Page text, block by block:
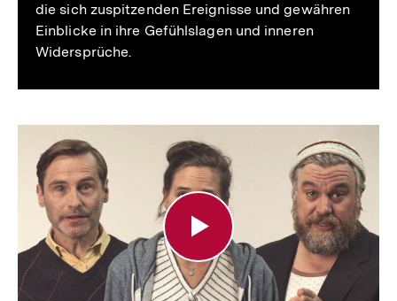
die sich zuspitzenden Ereignisse und gewähren
Einblicke in ihre Gefühlslagen und inneren
Widersprüche.
Moschee
DE